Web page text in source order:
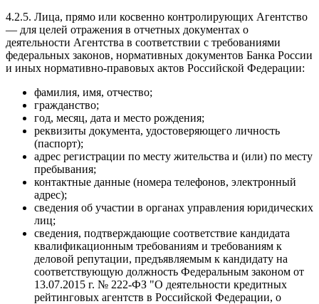
4.2.5. Лица, прямо или косвенно контролирующих Агентство
— для целей отражения в отчетных документах о
деятельности Агентства в соответствии с требованиями
федеральных законов, нормативных документов Банка России
и иных нормативно-правовых актов Российской Федерации:
фамилия, имя, отчество;
гражданство;
год, месяц, дата и место рождения;
реквизиты документа, удостоверяющего личность
(паспорт);
адрес регистрации по месту жительства и (или) по месту
пребывания;
контактные данные (номера телефонов, электронный
адрес);
сведения об участии в органах управления юридических
лиц;
сведения, подтверждающие соответствие кандидата
квалификационным требованиям и требованиям к
деловой репутации, предъявляемым к кандидату на
соответствующую должность Федеральным законом от
13.07.2015 г. № 222-ФЗ "О деятельности кредитных
рейтинговых агентств в Российской Федерации, о